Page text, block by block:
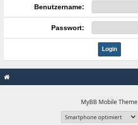
Benutzername:
Passwort:
MyBB Mobile Theme